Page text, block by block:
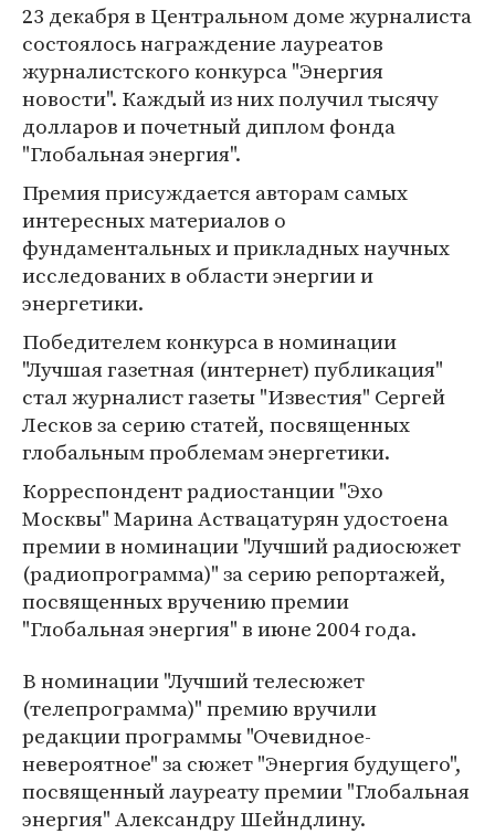
23 декабря в Центральном доме журналиста
состоялось награждение лауреатов
журналистского конкурса "Энергия
новости". Каждый из них получил тысячу
долларов и почетный диплом фонда
"Глобальная энергия".
Премия присуждается авторам самых
интересных материалов о
фундаментальных и прикладных научных
исследованих в области энергии и
энергетики.
Победителем конкурса в номинации
"Лучшая газетная (интернет) публикация"
стал журналист газеты "Известия" Сергей
Лесков за серию статей, посвященных
глобальным проблемам энергетики.
Корреспондент радиостанции "Эхо
Москвы" Марина Аствацатурян удостоена
премии в номинации "Лучший радиосюжет
(радиопрограмма)" за серию репортажей,
посвященных вручению премии
"Глобальная энергия" в июне 2004 года.
В номинации "Лучший телесюжет
(телепрограмма)" премию вручили
редакции программы "Очевидное-
невероятное" за сюжет "Энергия будущего",
посвященный лауреату премии "Глобальная
энергия" Александру Шейндлину.